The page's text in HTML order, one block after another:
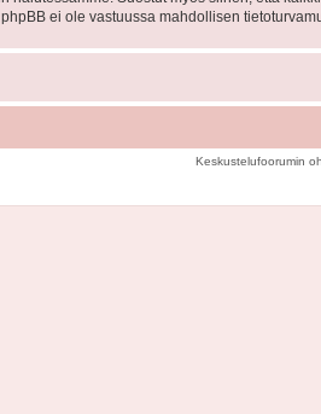
ei ole vastuussa mahdollisen
Keskustelufoorumin